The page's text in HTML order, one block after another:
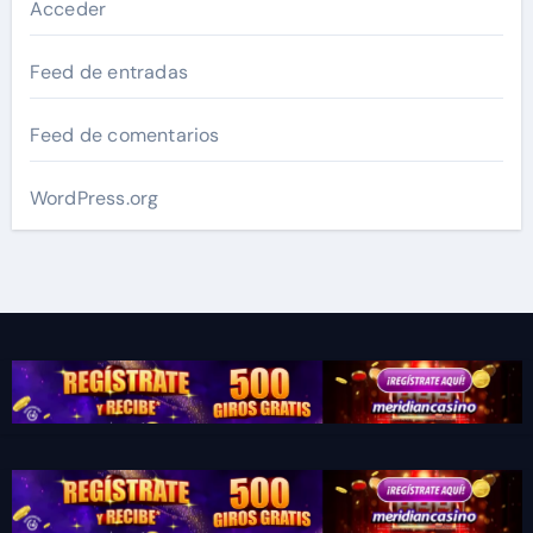
Acceder
Feed de entradas
Feed de comentarios
WordPress.org